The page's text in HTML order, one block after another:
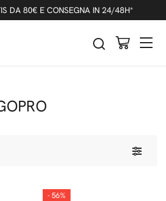
DA 80€ E CONSEGNA IN 24/48H*
Toggle
- 56%